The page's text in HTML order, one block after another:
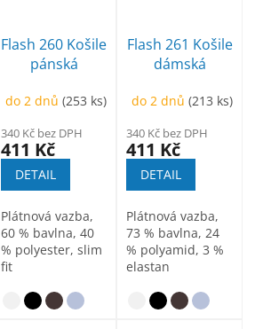
Flash 260 Košile
pánská
do 2 dnů(253 ks)
340 Kč bez DPH
411 Kč
DETAIL
Plátnová vazba,
60 % bavlna, 40
% polyester, slim
fit
Flash 261 Košile
dámská
do 2 dnů (213 ks)
340 Kč bez DPH
411 Kč
DETAIL
Plátnová vazba,
73 % bavlna, 24
% polyamid, 3 %
elastan